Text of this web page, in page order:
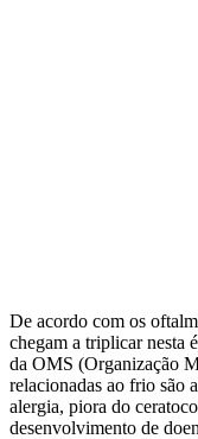
De acordo com os
chegam a triplicar nesta
da OMS (Organização
relacionadas ao frio são
alergia, piora do
desenvolvimento de